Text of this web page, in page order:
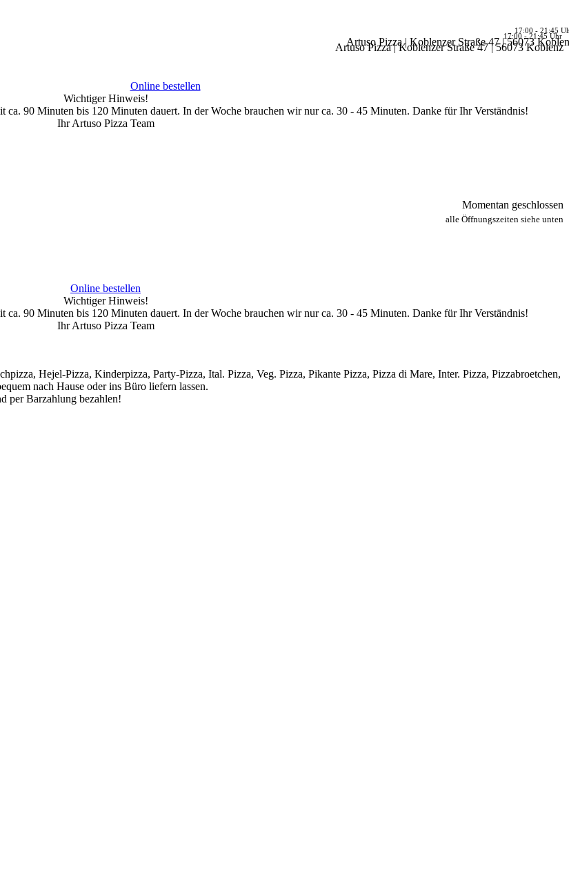
17:00 - 21:45
Artuso Pizza | Koblenzer Straße 47 | 56073
17:00 - 21:45 Uhr
Artuso Pizza | Koblenzer Straße 47 | 56073 Koblenz
Online bestellen
Wichtiger Hinweis!
90 Minuten bis 120 Minuten dauert. In der Woche brauchen wir nur ca. 30 - 45 Minuten. Danke für Ihr Verständnis!
Ihr Artuso Pizza Team
Momentan geschlossen
alle Öffnungszeiten siehe unten
Online bestellen
Wichtiger Hinweis!
90 Minuten bis 120 Minuten dauert. In der Woche brauchen wir nur ca. 30 - 45 Minuten. Danke für Ihr Verständnis!
Ihr Artuso Pizza Team
Hejel-Pizza, Kinderpizza, Party-Pizza, Ital. Pizza, Veg. Pizza, Pikante Pizza, Pizza di Mare, Inter. Pizza, Pizzabroetchen,
nach Hause oder ins Büro liefern lassen.
per Barzahlung bezahlen!